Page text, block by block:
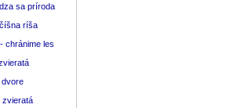
sa príroda
ríša
chránime les
zvieratá